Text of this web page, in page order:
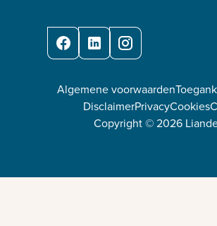
FacebookLinkedInInstagram
Algemene voorwaarden
DisclaimerPrivacyCookies
Copyright ©2026